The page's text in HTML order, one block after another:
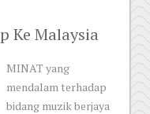
Ke Malaysia
MINAT yang
mendalam terhadap
bidang muzik berjaya